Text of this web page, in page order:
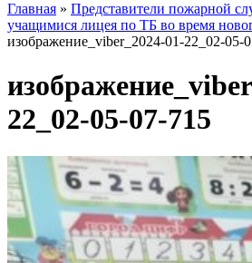
Главная » Представители пожарной
учащимися лицея по ТБ во время
изображение_viber_2024-01-22_02-05-
22_02-05-07-715